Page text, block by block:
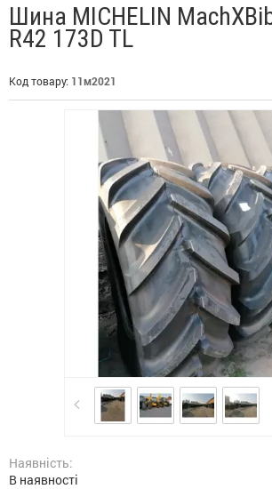
Шина MICHELIN
R42 173D TL
Код товару: 11м2021
Наявність:
В наявності